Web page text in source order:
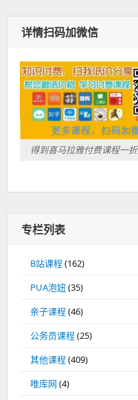
详情扫码加微信
得到喜马拉雅付费课程一
专栏列表
B站课程(162)
PUA泡妞 (35)
亲子课程(46)
公务员课程(25)
其他课程(409)
唯库网 (4)